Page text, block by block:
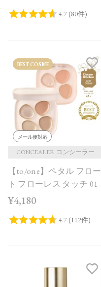
BEST COSME
メール便対応
CONCEALER コンシーラー
【to/one】ペタル フロー
ト フローレス タッチ 01
¥4,180